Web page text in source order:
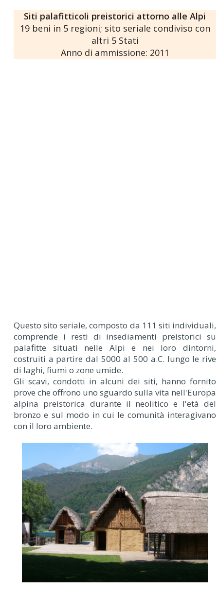
Siti palafitticoli preistorici attorno alle Alpi
19 beni in 5 regioni; sito seriale condiviso con
altri 5 Stati
Anno di ammissione: 2011
Questo sito seriale, composto da 111 siti individuali,
comprende i resti di insediamenti preistorici su
palafitte situati nelle Alpi e nei loro dintorni,
costruiti a partire dal 5000 al 500 a.C. lungo le rive
di laghi, fiumi o zone umide.
Gli scavi, condotti in alcuni dei siti, hanno fornito
prove che offrono uno sguardo sulla vita nell'Europa
alpina preistorica durante il neolitico e l'età del
bronzo e sul modo in cui le comunità interagivano
con il loro ambiente.